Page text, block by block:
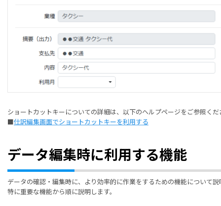
ショートカットキーについての詳細は、以下のヘルプページをご参照くだ
■仕訳編集画面でショートカットキーを利用する
データ編集時に利用する機能
データの確認・編集時に、より効率的に作業をするための機能について説
特に重要な機能から順に説明します。